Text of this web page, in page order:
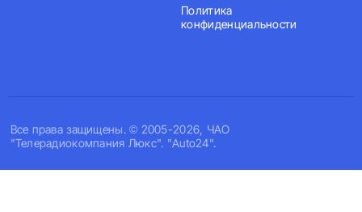
Все права защищены. © 2005-2026, ЧАО
"Телерадиокомпания Люкс". "Auto24".
Политика
конфиденциальности